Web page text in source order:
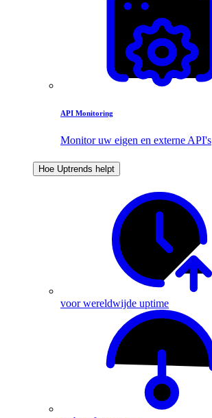
API Monitoring
Monitor uw eigen en externe API's
Hoe Uptrends helpt
voor wereldwijde uptime